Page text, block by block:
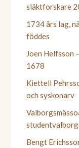
släktforskare
1734 års lag,
föddes
Joen Helfsson
1678
Kiettell
och syskonarv
studentvalborg
Bengt